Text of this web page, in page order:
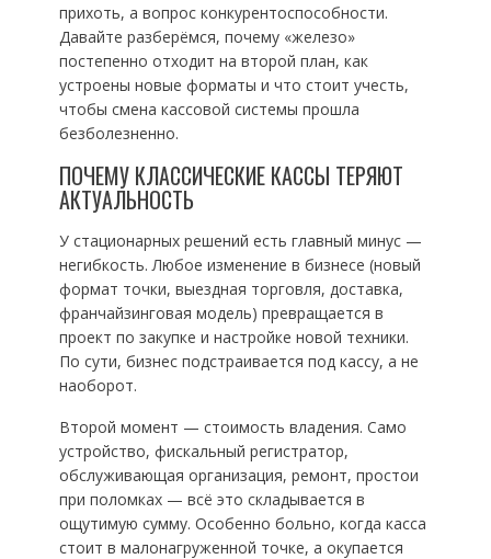
прихоть, а вопрос конкурентоспособности.
Давайте разберёмся, почему «железо»
постепенно отходит на второй план, как
устроены новые форматы и что стоит учесть,
чтобы смена кассовой системы прошла
безболезненно.
ПОЧЕМУ КЛАССИЧЕСКИЕ КАССЫ ТЕРЯЮТ
АКТУАЛЬНОСТЬ
У стационарных решений есть главный минус —
негибкость. Любое изменение в бизнесе (новый
формат точки, выездная торговля, доставка,
франчайзинговая модель) превращается в
проект по закупке и настройке новой техники.
По сути, бизнес подстраивается под кассу, а не
наоборот.
Второй момент — стоимость владения. Само
устройство, фискальный регистратор,
обслуживающая организация, ремонт, простои
при поломках — всё это складывается в
ощутимую сумму. Особенно больно, когда касса
стоит в малонагруженной точке, а окупается